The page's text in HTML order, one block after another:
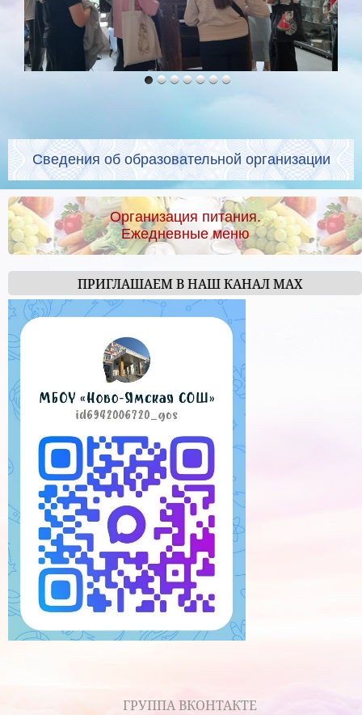
Сведения об образовательной организации
Организация питания.
Ежедневные меню
ПРИГЛАШАЕМ В НАШ КАНАЛ МАХ
ГРУППА ВКОНТАКТЕ